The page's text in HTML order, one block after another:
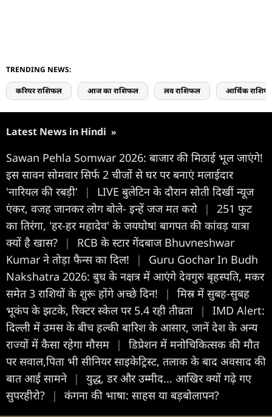
TRENDING NEWS:
करियर राशिफल आज का राशिफल लव राशिफल आर्थिक
Latest News in Hindi »
Sawan Pehla Somwar 2026: बाजार की मिठाई भूल जाएंगे!
इस सावन सोमवार सिर्फ 2 चीजों से घर पर बनाएं मलाईदार
'नारियल की रबड़ी'
|
LIVE बुलेटिन के दौरान सोती दिखीं न्यूज
एंकर, वजह जानकर लोग बोले- इन्हें जज मत करो
|
251 फुट
का तिरंगा, 'हर-हर महादेव' के जयघोष! बागपत की कांवड़ यात्रा
क्यों है खास?
|
RCB के स्टार गेंदबाज Bhuvneshwar
Kumar ने तोड़ा फैन्स का दिल!
|
Guru Gochar In Budh
Nakshatra 2026: बुध के नक्षत्र में आएंगे देवगुरु बृहस्पति, मकर
समेत 3 राशियों के शुरू होंगे अच्छे दिन!
|
मिस्र में सुबह-सुबह
भूकंप के झटके, र‍िक्‍टर स्‍केल पर 5.4 रही तीव्रता
|
IMD Alert:
दिल्ली में उमस के बीच हल्की बारिश के आसार, जानें देश के अन्य
राज्यों में कैसा रहेगा मौसम
|
डिप्रेशन में मनोचिकित्सक की मौत
पर सवाल,पिता भी सीनियर साइकेट्रिस्ट, तलाक के बाद अवसाद की
बात आई सामने |
युद्ध, डर और उम्मीद... आखिर क्यों गढ़े गए
सुपरहीरो?
| कंगना की भाषा: साहस या बड़बोलापन?